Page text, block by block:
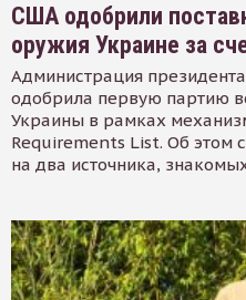
США одобрили
оружия Украине за
Администрация
одобрила первую партию
Украины в рамках
Requirements List. Об этом
на два источника,